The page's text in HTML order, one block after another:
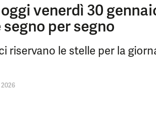
venerdì 30
per segno
riservano le stelle per la